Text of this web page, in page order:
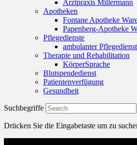
Arztpraxis Millermann
Apotheken
Fontane Apotheke
Papenberg-Apotheke
Pflegedienste
ambulanter
Therapie und Rehabilitation
KörperSprache
Blutspendedienst
Patientenverfügung
Gesundheit
Suchbegriffe
Drücken Sie die Eingabetaste um zu